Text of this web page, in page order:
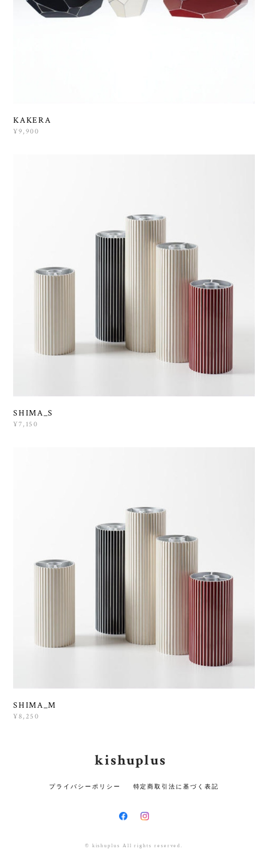
KAKERA
¥9,900
SHIMA_S
¥7,150
SHIMA_M
¥8,250
kishuplus
プライバシーポリシー 特定商取引法に基づく表記
© kishuplus All rights reserved.